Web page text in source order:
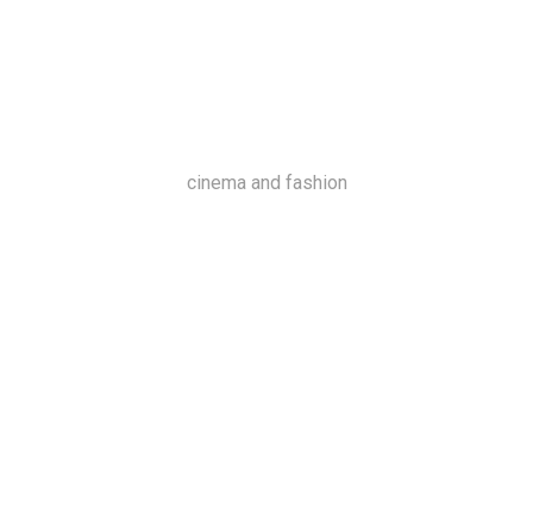
cinema and fashion